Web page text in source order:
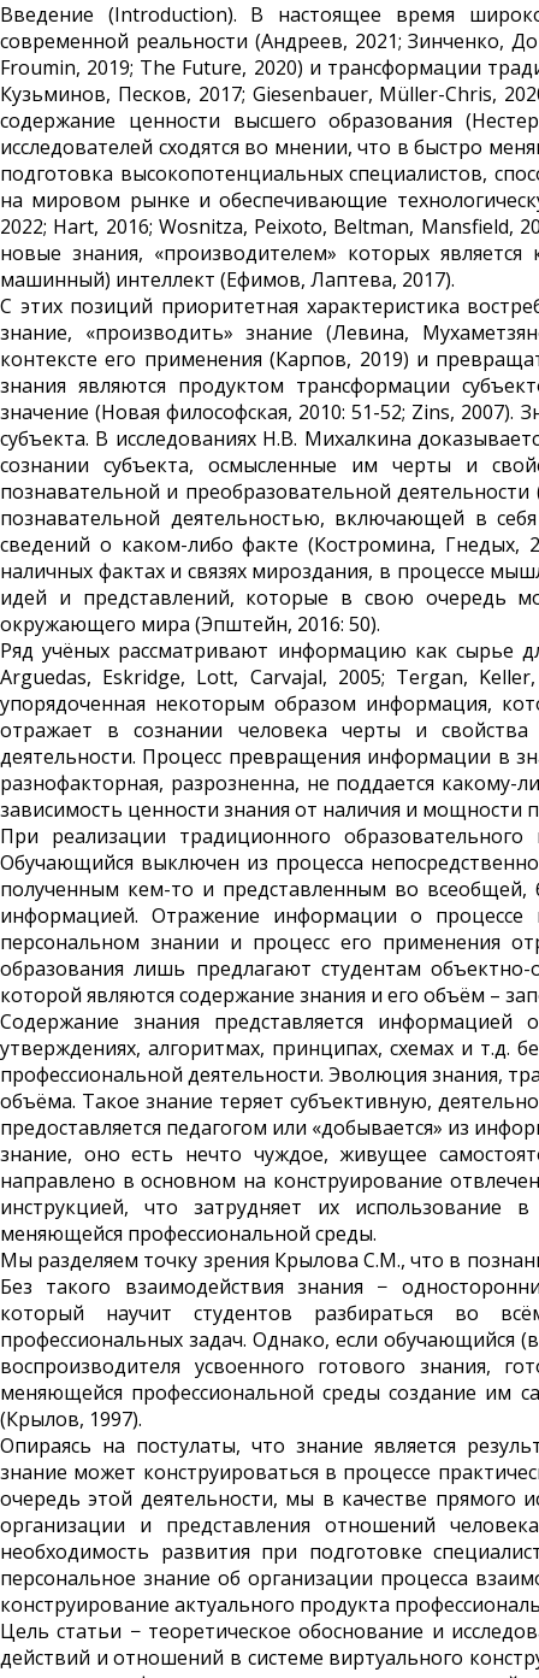
Введение (Introduction). В настоящее время
современной реальности (Андреев, 2021; Зинченко,
Froumin, 2019; The Future, 2020) и трансформации
Кузьминов, Песков, 2017; Giesenbauer, Müller-Chris,
содержание ценности высшего образования
исследователей сходятся во мнении, что в быстро
подготовка высокопотенциальных специа­листов,
на мировом рынке и обеспечивающие
2022; Hart, 2016; Wosnitza, Peixoto, Beltman, Mansfield,
новые знания, «производителем» которых
машинный) интеллект (Ефимов, Лаптева, 2017).
С этих позиций приоритетная харак­теристика
знание, «производить» знание (Левина,
контексте его применения (Карпов, 2019) и
знания являются продуктом трансформации
значение (Новая философская, 2010: 51-52; Zins,
субъекта. В исследованиях Н.В. Михалкина
сознании субъекта, осмысленные им черты и
познавательной и преобра­зовательной
познавательной деятельностью, включающей в
сведений о каком-либо факте (Костромина,
наличных фактах и связях ми­роздания, в процессе
идей и представлений, которые в свою очередь
окружающего мира (Эпштейн, 2016: 50).
Ряд учёных рассматривают информа­цию как сырье
Arguedas, Eskridge, Lott, Carvajal, 2005; Tergan,
упорядоченная некоторым образом информация,
отражает в сознании человека черты и
деятельности. Процесс превращения информации в
разнофакторная, разрозненна, не поддается какому-
зависимость ценности знания от наличия и
При реализации традиционного
Обучающийся выключен из процесса
полученным кем-то и представленным во всеобщей,
информацией. Отражение информации о процессе
персональном знании и процесс его применения
образования лишь предлагают студентам
которой являются содержание знания и его объём –
Содержание знания представляется
утверждениях, алгоритмах, принципах, схемах и т.д.
профессиональной деятельности. Эволюция знания,
объёма. Такое знание теряет субъективную,
предоставляется педагогом или «добывается» из
знание, оно есть нечто чуждое, живущее
направлено в основном на конструирование
инструкцией, что затрудняет их использование
меняющейся профессиональной среды.
Мы разделяем точку зрения Крылова С.М., что в
Без такого взаимодействия знания −
который научит студентов разбираться во
профессиональных задач. Однако, если обучающийся
воспроизводителя усвоенного готового знания,
меняющейся профессиональной среды создание им
(Крылов, 1997).
Опираясь на постулаты, что знание является
знание может конструироваться в процессе
очередь этой деятельности, мы в качестве прямого
организации и представления отношений
необходимость развития при подготовке
персональное знание об организации процесса
конструи­рование актуального продукта
Цель статьи − теоретическое обоснование и
действий и отношений в системе виртуального